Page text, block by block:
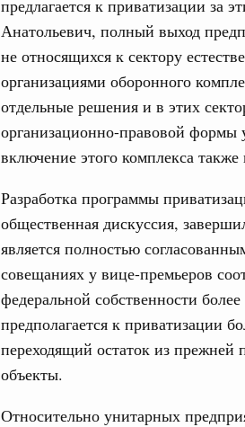
предлагается к приватизации за
Анатольевич, полный выход
не относящихся к сектору
организациями оборонного
отдельные решения и в этих
организационно-правовой формы
включение этого комплекса
Разработка программы
общественная дискуссия,
является полностью
совещаниях у вице-премьеров
федеральной собственности
предполагается к приватизации
переходящий остаток из
объекты.
Относительно унитарных